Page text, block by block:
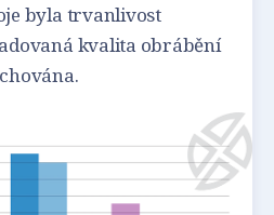
byla trvanlivost
kvalita obrábění